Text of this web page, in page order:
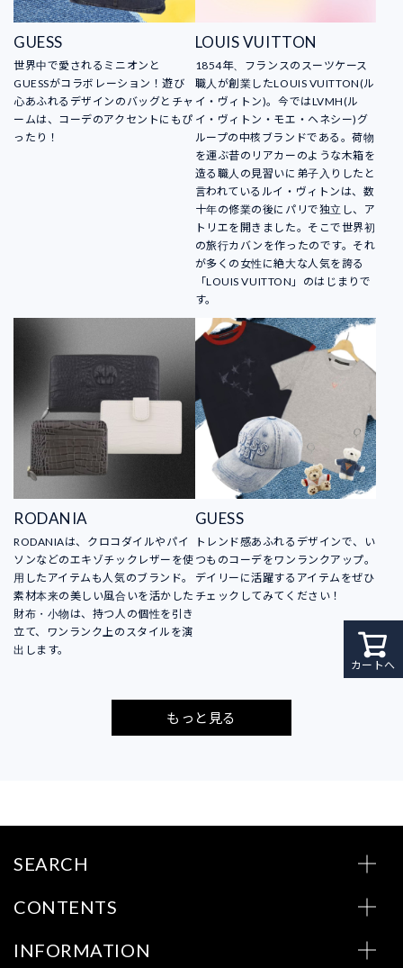
GUESS
世界中で愛されるミニオンと
GUESSがコラボレーション！遊び
心あふれるデザインのバッグとチャ
ームは、コーデのアクセントにもぴ
ったり！
LOUIS VUITTON
1854年、フランスのスーツケース
職人が創業したLOUIS VUITTON(ル
イ・ヴィトン)。今ではLVMH(ル
イ・ヴィトン・モエ・ヘネシー)グ
ループの中核ブランドである。荷物
を運ぶ昔のリアカーのような木箱を
造る職人の見習いに弟子入りしたと
言われているルイ・ヴィトンは、数
十年の修業の後にパリで独立し、ア
トリエを開きました。そこで世界初
の旅行カバンを作ったのです。それ
が多くの女性に絶大な人気を誇る
「LOUIS VUITTON」のはじまりで
す。
RODANIA
RODANIAは、クロコダイルやパイ
ソンなどのエキゾチックレザーを使
用したアイテムも人気のブランド。
素材本来の美しい風合いを活かした
財布・小物は、持つ人の個性を引き
立て、ワンランク上のスタイルを演
出します。
GUESS
トレンド感あふれるデザインで、い
つものコーデをワンランクアップ。
デイリーに活躍するアイテムをぜひ
チェックしてみてください！
もっと見る
カートへ
SEARCH
CONTENTS
INFORMATION